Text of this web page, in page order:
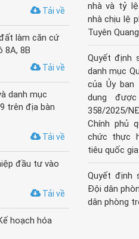
Tải về
làm căn cứ
8A, 8B
Tải về
danh mục
trên địa bàn
Tải về
đầu tư vào
Tải về
hoạch hóa
nhà và tỷ
nhà chịu lệ
Tuyên
Quyết định
danh mục
của Ủy
dung
358/2025/
Chính phủ
chức thực
tiêu quốc gia.
Quyết định
Đội dân
dân phòng